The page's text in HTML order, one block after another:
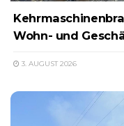
Wohn- und
3. AUGUST 2026